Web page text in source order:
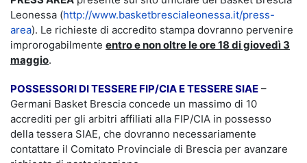
Leonessa (http://www.basketbrescialeonessa.it/press-
area). Le richieste di accredito stampa dovranno pervenire
improrogabilmente entro e non oltre le ore 18 di giovedì 3
maggio.
POSSESSORI DI TESSERE FIP/CIA E TESSERE SIAE –
Germani Basket Brescia concede un massimo di 10
accrediti per gli arbitri affiliati alla FIP/CIA in possesso
della tessera SIAE, che dovranno necessariamente
contattare il Comitato Provinciale di Brescia per avanzare